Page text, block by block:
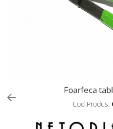
Piese de schimb vehicule
Trotinete electrice
Biciclete, trotinete, triciclete
Foarfeca
Cod Produs: